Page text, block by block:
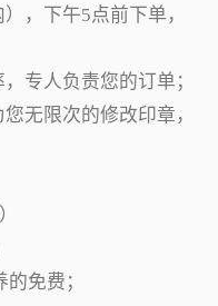
，下午5点前下单，
专人负责您的订单；
无限次的修改印章，
免费；